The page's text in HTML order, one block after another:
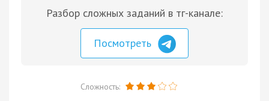
Разбор сложных заданий в тг-канале:
Посмотреть
Сложность: